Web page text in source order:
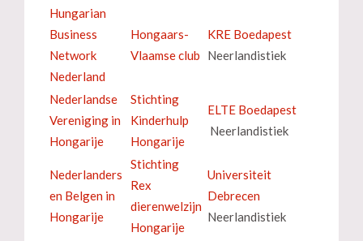
Hungarian
Business
Network
Nederland
Hongaars-
Vlaamse club
KRE Boedapest
Neerlandistiek
Nederlandse
Vereniging in
Hongarije
Stichting
Kinderhulp
Hongarije
ELTE Boedapest
Neerlandistiek
Nederlanders
en Belgen in
Hongarije
Stichting
Rex
dierenwelzijn
Hongarije
Universiteit
Debrecen
Neerlandistiek